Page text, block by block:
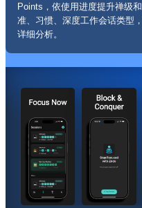
Points，依使用进度提升禅级
准、习惯、深度工作会话类型
详细分析。